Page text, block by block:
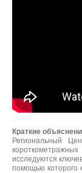
Краткие
Региональный
исследуются
помощью которого